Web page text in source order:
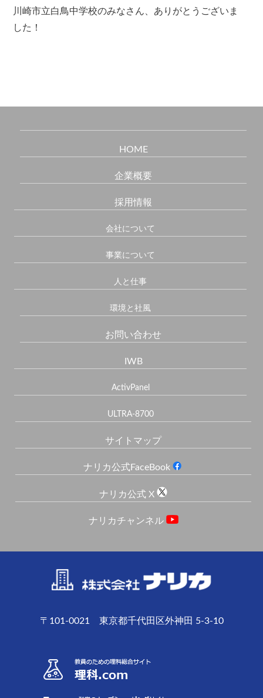
川崎市立白鳥中学校のみなさん、ありがとうございま
した！
HOME
企業概要
採用情報
会社について
事業について
人と仕事
環境と社風
お問い合わせ
IWB
ActivPanel
ULTRA-8700
サイトマップ
ナリカ公式FaceBook
ナリカ公式 X
ナリカチャンネル
〒101-0021 東京都千代田区外神田 5-3-10